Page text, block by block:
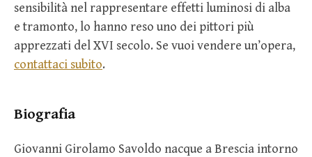
sensibilità nel rappresentare effetti luminosi di alba
e tramonto, lo hanno reso uno dei pittori più
apprezzati del XVI secolo. Se vuoi vendere un’opera,
contattaci subito.
Biografia
Giovanni Girolamo Savoldo nacque a Brescia intorno